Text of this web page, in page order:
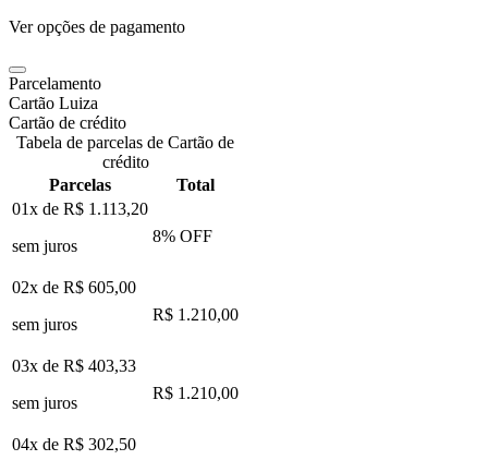
Ver opções de pagamento
Parcelamento
Cartão Luiza
Cartão de crédito
Tabela de parcelas de Cartão de
crédito
Parcelas
Total
01x de R$ 1.113,20
sem juros
8% OFF
02x de R$ 605,00
sem juros
R$ 1.210,00
03x de R$ 403,33
sem juros
R$ 1.210,00
04x de R$ 302,50